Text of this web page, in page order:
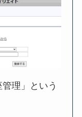
理」という